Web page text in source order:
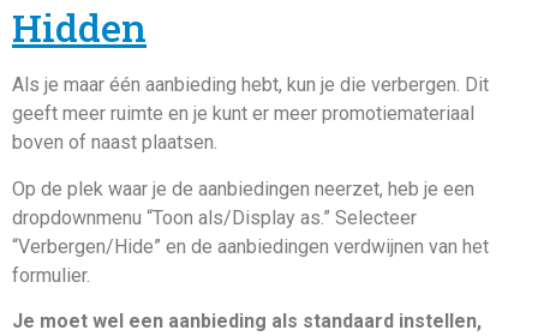
Hidden
Als je maar één aanbieding hebt, kun je die verbergen. Dit
geeft meer ruimte en je kunt er meer promotiemateriaal
boven of naast plaatsen.
Op de plek waar je de aanbiedingen neerzet, heb je een
dropdownmenu “Toon als/Display as.” Selecteer
“Verbergen/Hide” en de aanbiedingen verdwijnen van het
formulier.
Je moet wel een aanbieding als standaard instellen,